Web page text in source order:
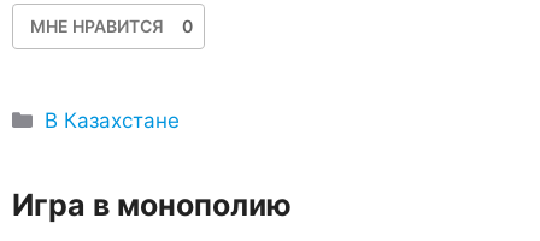
МНЕ НРАВИТСЯ 0
Рубрики
В Казахстане
Игра в монополию